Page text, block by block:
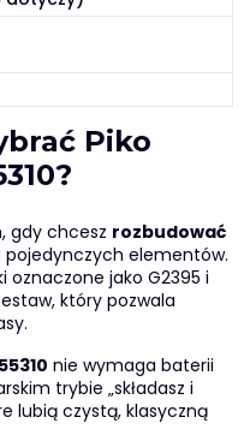
Piko
gdy chcesz rozbudować
pojedynczych elementów.
oznaczone jako G2395 i
który pozwala
nie wymaga baterii
trybie „składasz i
lubią czystą, klasyczną